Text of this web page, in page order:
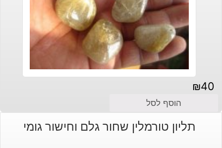
₪40
הוסף לסל
תליון טורמלין שחור גלם וחישור גומי